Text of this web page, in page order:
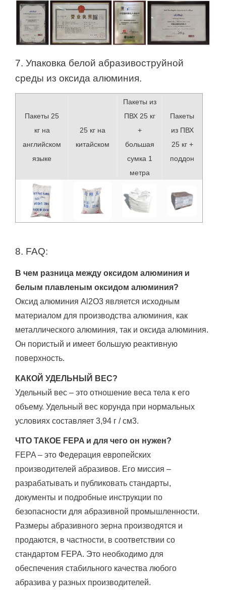
7. Упаковка белой абразивоструйной
среды из оксида алюминия.
Пакеты 25
кг на
английском
языке
25 кг на
китайском
Пакеты из
ПВХ 25 кг
+
большая
сумка 1
метра
Пакеты
из ПВХ
25 кг +
поддон
8. FAQ:
В чем разница между оксидом алюминия и
белым плавленым оксидом алюминия?
Оксид алюминия Al2O3 является исходным
материалом для производства алюминия, как
металлического алюминия, так и оксида алюминия.
Он пористый и имеет большую реактивную
поверхность.
КАКОЙ УДЕЛЬНЫЙ ВЕС?
Удельный вес – это отношение веса тела к его
объему. Удельный вес корунда при нормальных
условиях составляет 3,94 г / см3.
ЧТО ТАКОЕ FEPA и для чего он нужен?
FEPA – это Федерация европейских
производителей абразивов. Его миссия –
разрабатывать и публиковать стандарты,
документы и подробные инструкции по
безопасности для абразивной промышленности.
Размеры абразивного зерна производятся и
продаются, в частности, в соответствии со
стандартом FEPA. Это необходимо для
обеспечения стабильного качества любого
абразива у разных производителей.